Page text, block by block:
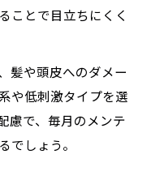
や希望イメージ
ことで目立ちにくく
髪や頭皮へのダメー
や低刺激タイプを選
慮で、毎月のメンテ
でしょう。